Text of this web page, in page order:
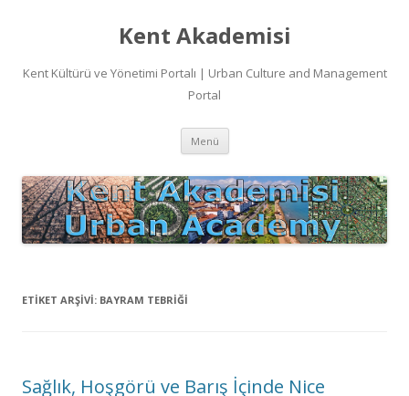
Kent Akademisi
Kent Kültürü ve Yönetimi Portalı | Urban Culture and Management
Portal
Menü İçeriğe
ETIKET ARŞIVI: BAYRAM TEBRIĞI
Sağlık, Hoşgörü ve Barış İçinde Nice